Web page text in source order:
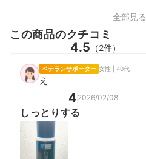
全部見る
この商品のクチコミ
4.5 （2件）
ベテランサポーター 女性 | 40代
え
4 2026/02/08
しっとりする